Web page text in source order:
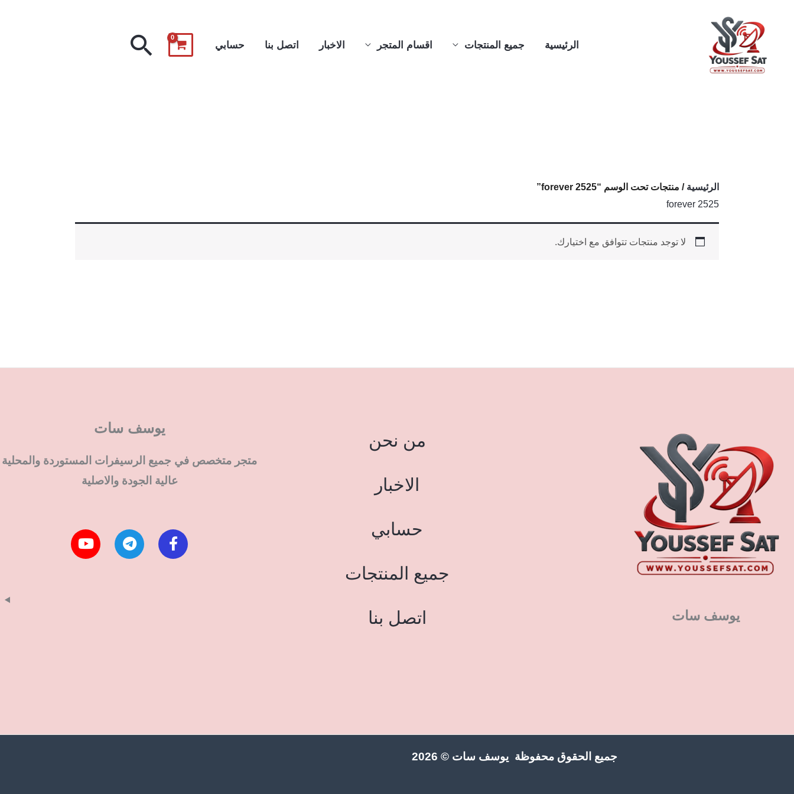
الرئيسية جميع المنتجات اقسام المتجر الاخبار اتصل بنا حسابي البحث
الرئيسية / منتجات تحت الوسم “2525 forever”
2525 forever
لا توجد منتجات تتوافق مع اختيارك.
يوسف سات
من نحن
الاخبار
حسابي
جميع المنتجات
اتصل بنا
يوسف سات
متجر متخصص في جميع الرسيفرات المستوردة والمحلية
عالية الجودة والاصلية
جميع الحقوق محفوظة يوسف سات © 2026